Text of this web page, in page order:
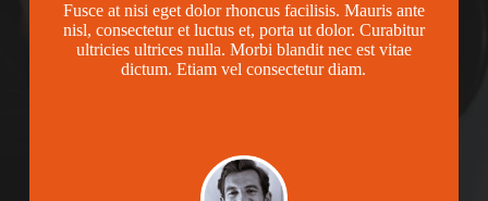
Fusce at nisi eget dolor rhoncus facilisis. Mauris ante
nisl, consectetur et luctus et, porta ut dolor. Curabitur
ultricies ultrices nulla. Morbi blandit nec est vitae
dictum. Etiam vel consectetur diam.